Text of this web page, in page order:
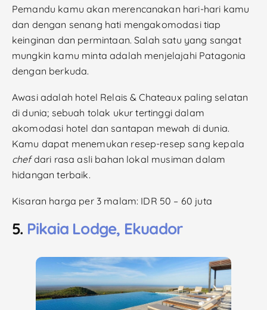
Pemandu kamu akan merencanakan hari-hari kamu
dan dengan senang hati mengakomodasi tiap
keinginan dan permintaan. Salah satu yang sangat
mungkin kamu minta adalah menjelajahi Patagonia
dengan berkuda.
Awasi adalah hotel Relais & Chateaux paling selatan
di dunia; sebuah tolak ukur tertinggi dalam
akomodasi hotel dan santapan mewah di dunia.
Kamu dapat menemukan resep-resep sang kepala
chefdari rasa asli bahan lokal musiman dalam
hidangan terbaik.
Kisaran harga per 3 malam: IDR 50 – 60 juta
5. Pikaia Lodge, Ekuador